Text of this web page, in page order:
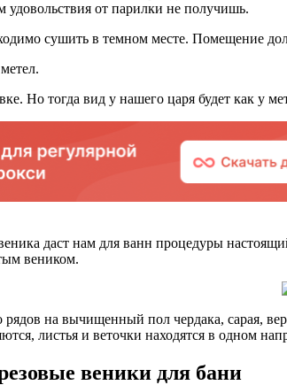
от парилки не получишь.
сушить в темном месте. Помещение
Но тогда вид у нашего царя будет как у
даст нам для ванн процедуры
веником.
рядов на вычищенный пол чердака,
листья и веточки находятся в одном
веники для бани